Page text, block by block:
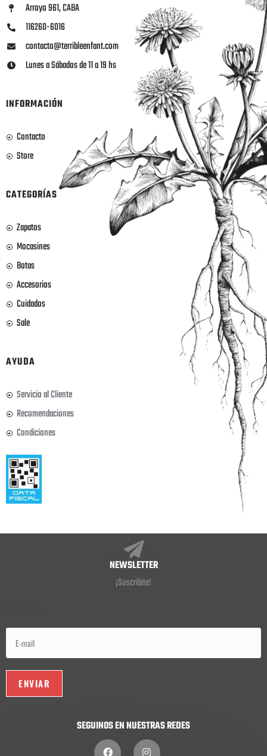
Arroyo 961, CABA
116260-6016
contacto@terribleenfant.com
Lunes a Sábados de 11 a 19 hs
INFORMACIÓN
Contacto
Store
CATEGORÍAS
Zapatos
Mocasines
Botas
Accesorios
Cuidados
Sale
AYUDA
Servicio al Cliente
Recomendaciones
Condiciones
NEWSLETTER
¡Suscribite!
SEGUINOS EN NUESTRAS REDES